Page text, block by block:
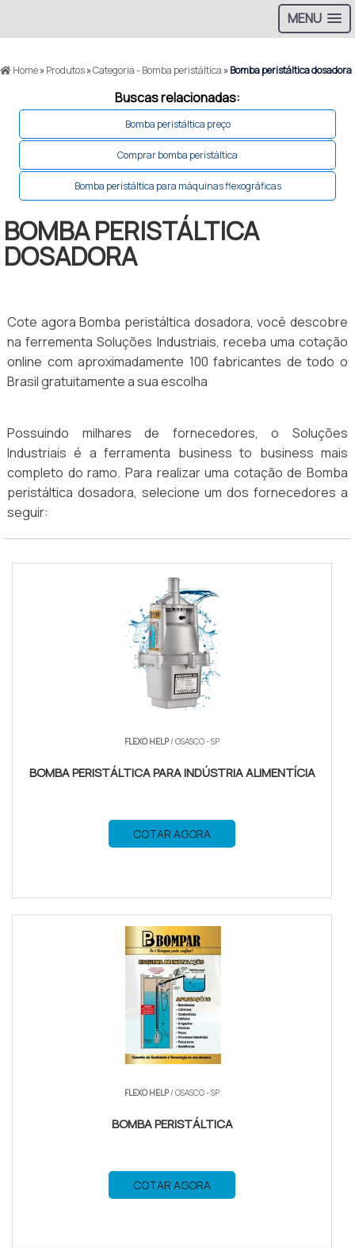
MENU
Home»Produtos»Categoria - Bomba peristáltica »Bomba peristáltica dosadora
Buscas relacionadas:
Bomba peristáltica preço
Comprar bomba peristáltica
Bomba peristáltica para máquinas flexográficas
BOMBA PERISTÁLTICA
DOSADORA
Cote agora Bomba peristáltica dosadora, você descobre
na ferrementa Soluções Industriais, receba uma cotação
online com aproximadamente 100 fabricantes de todo o
Brasil gratuitamente a sua escolha
Possuindo milhares de fornecedores, o Soluções
Industriais é a ferramenta business to business mais
completo do ramo. Para realizar uma cotação de Bomba
peristáltica dosadora, selecione um dos fornecedores a
seguir:
FLEXO HELP/ OSASCO - SP
BOMBA PERISTÁLTICA PARA INDÚSTRIA ALIMENTÍCIA
COTAR AGORA
FLEXO HELP/ OSASCO - SP
BOMBA PERISTÁLTICA
COTAR AGORA